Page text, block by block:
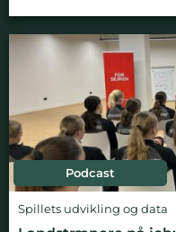
Podcast
Spillets udvikling og data